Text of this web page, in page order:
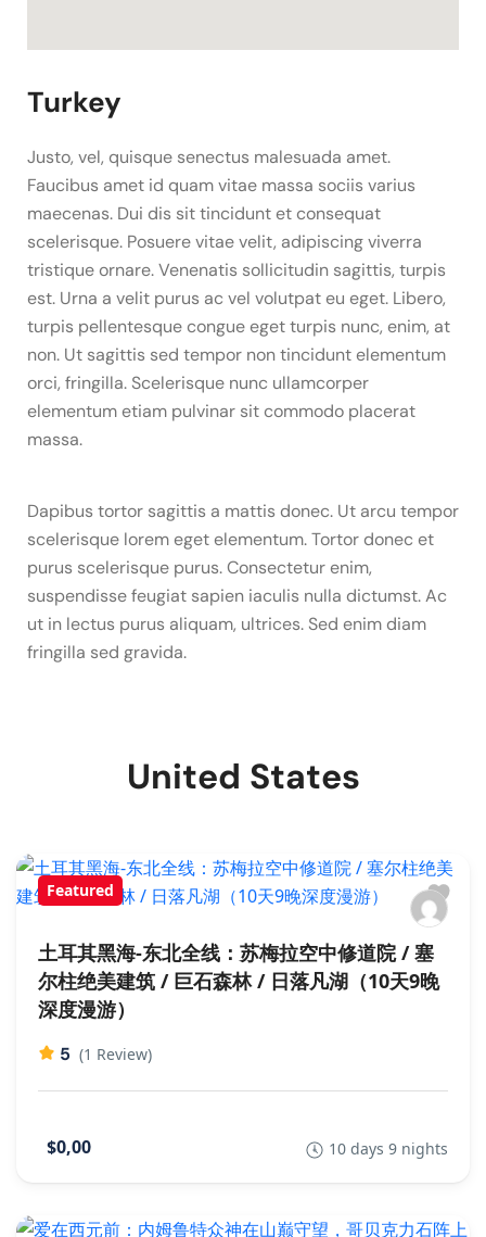
Turkey
Justo, vel, quisque senectus malesuada amet.
Faucibus amet id quam vitae massa sociis varius
maecenas. Dui dis sit tincidunt et consequat
scelerisque. Posuere vitae velit, adipiscing viverra
tristique ornare. Venenatis sollicitudin sagittis, turpis
est. Urna a velit purus ac vel volutpat eu eget. Libero,
turpis pellentesque congue eget turpis nunc, enim, at
non. Ut sagittis sed tempor non tincidunt elementum
orci, fringilla. Scelerisque nunc ullamcorper
elementum etiam pulvinar sit commodo placerat
massa.
Dapibus tortor sagittis a mattis donec. Ut arcu tempor
scelerisque lorem eget elementum. Tortor donec et
purus scelerisque purus. Consectetur enim,
suspendisse feugiat sapien iaculis nulla dictumst. Ac
ut in lectus purus aliquam, ultrices. Sed enim diam
fringilla sed gravida.
United States
Featured
土耳其黑海-东北全线：苏梅拉空中修道院 / 塞
尔柱绝美建筑 / 巨石森林 / 日落凡湖（10天9晚
深度漫游）
5 (1 Review)
$0,00 10 days 9 nights